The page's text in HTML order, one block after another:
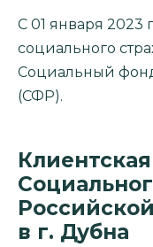
С 01 января
социального
Социальный
(СФР).
в г. Дубна